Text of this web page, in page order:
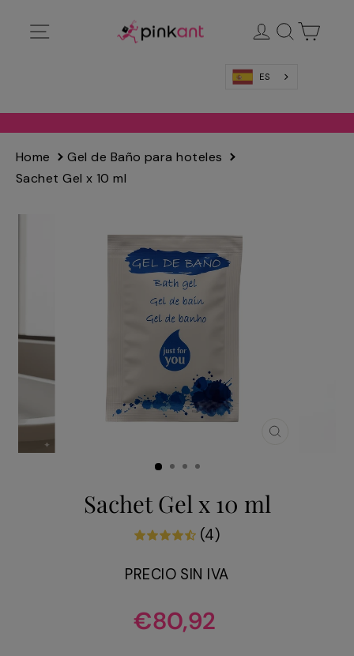
directamente
Ingresar
Buscar
ES
Home
Gel de Baño para hoteles
Sachet Gel x 10 ml
Sachet Gel x 10 ml
(4)
PRECIO SIN IVA
Precio
habitual
€80,92